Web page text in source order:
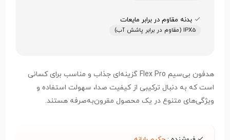
بدنه مقاوم در برابر مایعات
IPX5 (مقاوم در برابر پاشش آب)
هدفون‌ بی‌سیم Flex Pro گزینه‌ای جذاب و مناسب برای کسانی
است که به دنبال ترکیبی از کیفیت صدا، سهولت استفاده و
ویژگی‌های متنوع در یک محصول مقرون‌به‌صرفه هستند.